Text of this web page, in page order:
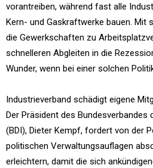
vorantreiben, während fast alle
Kern- und Gaskraftwerke bauen. Mit
die Gewerkschaften zu
schnelleren Abgleiten in die
Wunder, wenn bei einer solchen
Industrieverband schädigt eigene
Der Präsident des Bundesverbandes
(BDI), Dieter Kempf, fordert von der
politischen Verwaltungsauflagen
erleichtern, damit die sich